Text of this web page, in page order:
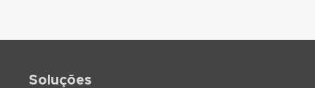
Soluções